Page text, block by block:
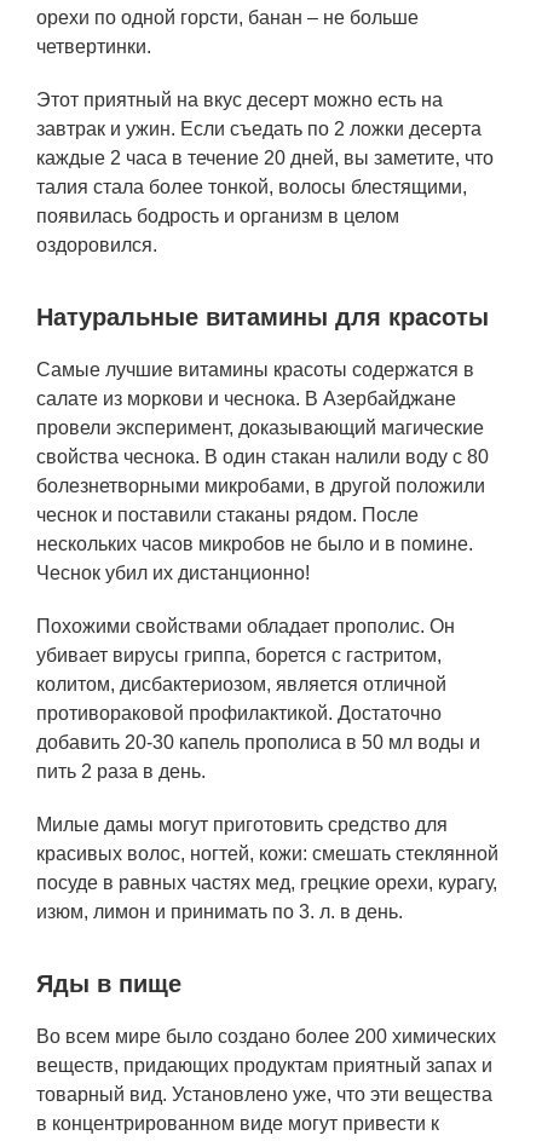
орехи по одной горсти, банан – не больше
четвертинки.
Этот приятный на вкус десерт можно есть на
завтрак и ужин. Если съедать по 2 ложки десерта
каждые 2 часа в течение 20 дней, вы заметите, что
талия стала более тонкой, волосы блестящими,
появилась бодрость и организм в целом
оздоровился.
Натуральные витамины для красоты
Самые лучшие витамины красоты содержатся в
салате из моркови и чеснока. В Азербайджане
провели эксперимент, доказывающий магические
свойства чеснока. В один стакан налили воду с 80
болезнетворными микробами, в другой положили
чеснок и поставили стаканы рядом. После
нескольких часов микробов не было и в помине.
Чеснок убил их дистанционно!
Похожими свойствами обладает прополис. Он
убивает вирусы гриппа, борется с гастритом,
колитом, дисбактериозом, является отличной
противораковой профилактикой. Достаточно
добавить 20-30 капель прополиса в 50 мл воды и
пить 2 раза в день.
Милые дамы могут приготовить средство для
красивых волос, ногтей, кожи: смешать стеклянной
посуде в равных частях мед, грецкие орехи, курагу,
изюм, лимон и принимать по 3. л. в день.
Яды в пище
Во всем мире было создано более 200 химических
веществ, придающих продуктам приятный запах и
товарный вид. Установлено уже, что эти вещества
в концентрированном виде могут привести к